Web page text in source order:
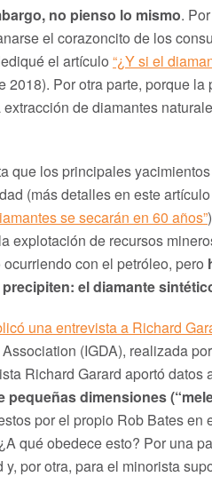
no pienso lo mismo.
el corazoncito de los
el artículo “¿Y si el
2018). Por otra parte, porque
de diamantes
que los principales
(más detalles en este
se secarán en 60 años”
explotación de recursos
con el petróleo, pero
el diamante
una entrevista a Richard
(IGDA), realizada
Richard Garard aportó datos
dimensiones
por el propio Rob Bates en
qué obedece esto? Por una
por otra, para el minorista